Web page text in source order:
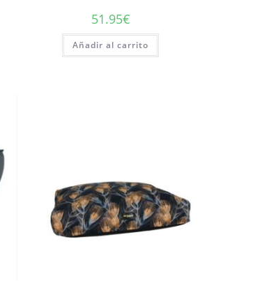
51.95€
Añadir al carrito